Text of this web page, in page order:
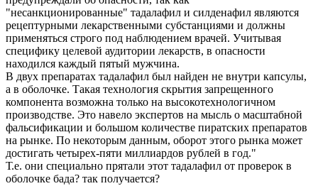
"несанкционированные" тадалафил и силденафил являются
рецептурными лекарственными субстанциями и должны
применяться строго под наблюдением врачей. Учитывая
специфику целевой аудитории лекарств, в опасности
находился каждый пятый мужчина.
В двух препаратах тадалафил был найден не внутри капсулы,
а в оболочке. Такая технология скрытия запрещенного
компонента возможна только на высокотехнологичном
производстве. Это навело экспертов на мысль о масштабной
фальсификации и большом количестве пиратских препаратов
на рынке. По некоторым данным, оборот этого рынка может
достигать четырех-пяти миллиардов рублей в год."
Т.е. они специально прятали этот тадалафил от проверок в
оболочке бада? так получается?